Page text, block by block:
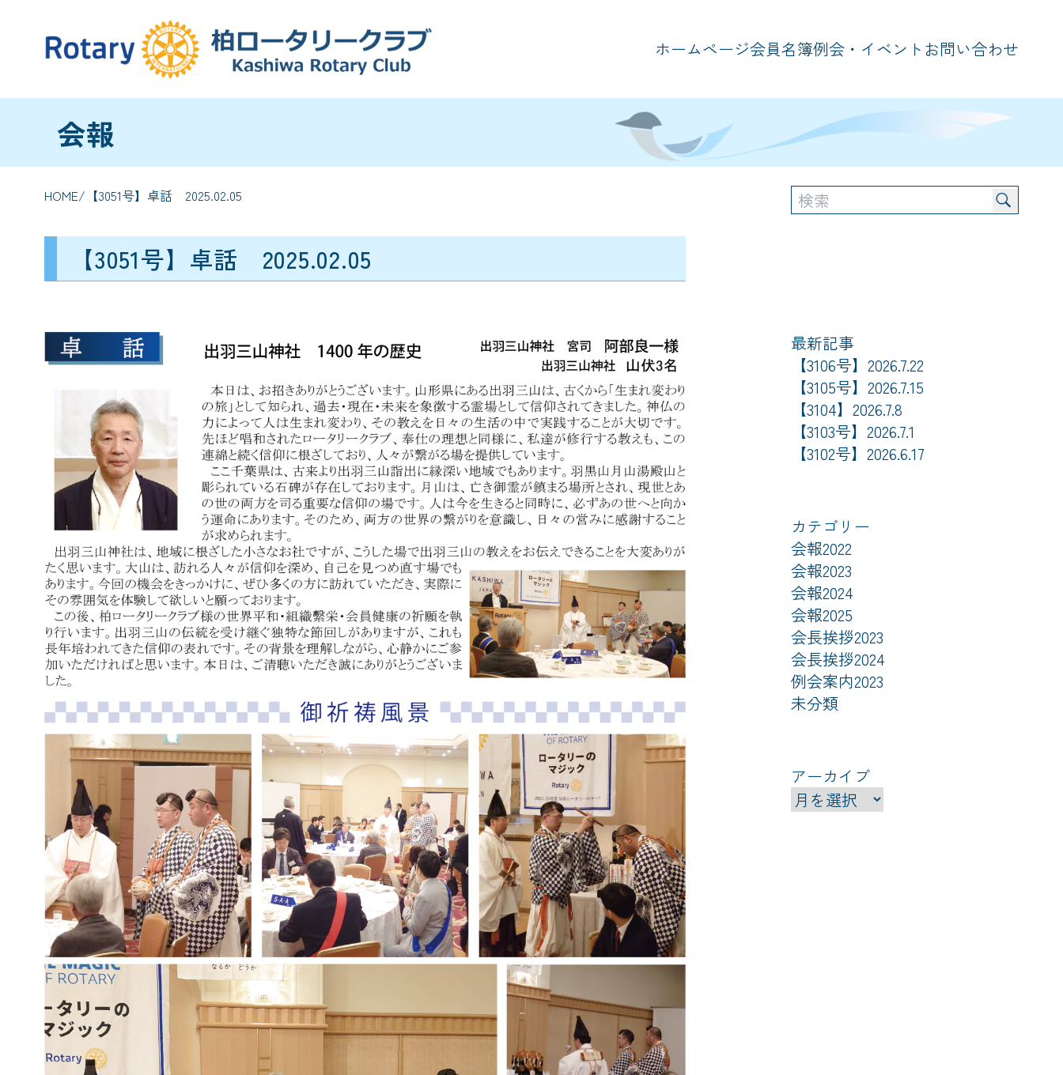
ホームページ会員名簿例会・イベント お問い合わせ
会報
HOME/【3051号】卓話 2025.02.05
【3051号】卓話 2025.02.05
最新記事
【3106号】2026.7.22
【3105号】2026.7.15
【3104】2026.7.8
【3103号】2026.7.1
【3102号】2026.6.17
カテゴリー
会報2022
会報2023
会報2024
会報2025
会長挨拶2023
会長挨拶2024
例会案内2023
未分類
アーカイブ
ア
ー